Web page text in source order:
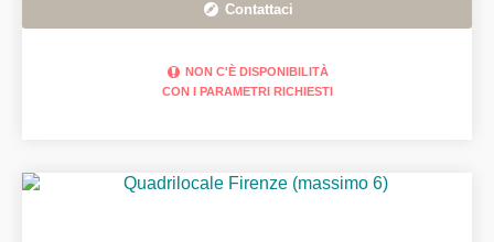
Contattaci
NON C'È DISPONIBILITÀ
CON I PARAMETRI RICHIESTI